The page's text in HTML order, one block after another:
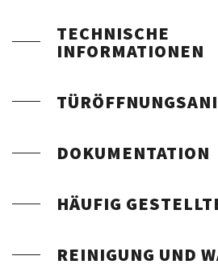
TECHNISCHE
INFORMATIONEN
DOKUMENTATION
HÄUFIG
REINIGUNG UND